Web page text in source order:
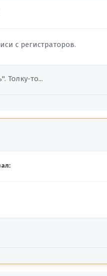
с регистраторов.
Толку-то...